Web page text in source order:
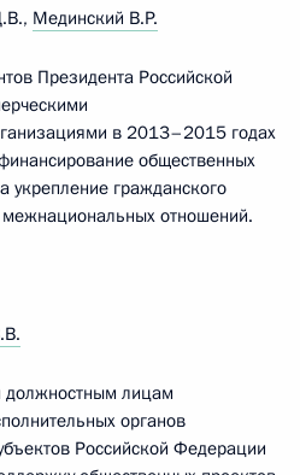
Мединский В.Р.
Президента Российской
в 2013–2015 годах
общественных
укрепление гражданского
отношений.
лицам
органов
Российской Федерации